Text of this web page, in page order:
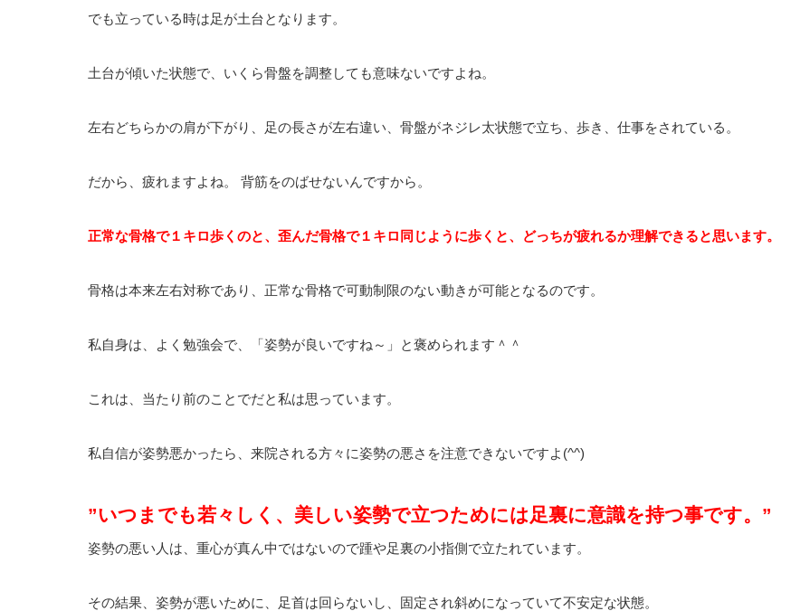
でも立っている時は足が土台となります。
土台が傾いた状態で、いくら骨盤を調整しても意味ないですよね。
左右どちらかの肩が下がり、足の長さが左右違い、骨盤がネジレ太状態で立ち、歩き、仕事をされている。
だから、疲れますよね。 背筋をのばせないんですから。
正常な骨格で１キロ歩くのと、歪んだ骨格で１キロ同じように歩くと、どっちが疲れるか理解できると思います。
骨格は本来左右対称であり、正常な骨格で可動制限のない動きが可能となるのです。
私自身は、よく勉強会で、「姿勢が良いですね～」と褒められます＾＾
これは、当たり前のことでだと私は思っています。
私自信が姿勢悪かったら、来院される方々に姿勢の悪さを注意できないですよ(^^)
”いつまでも若々しく、美しい姿勢で立つためには足裏に意識を持つ事です。”
姿勢の悪い人は、重心が真ん中ではないので踵や足裏の小指側で立たれています。
その結果、姿勢が悪いために、足首は回らないし、固定され斜めになっていて不安定な状態。